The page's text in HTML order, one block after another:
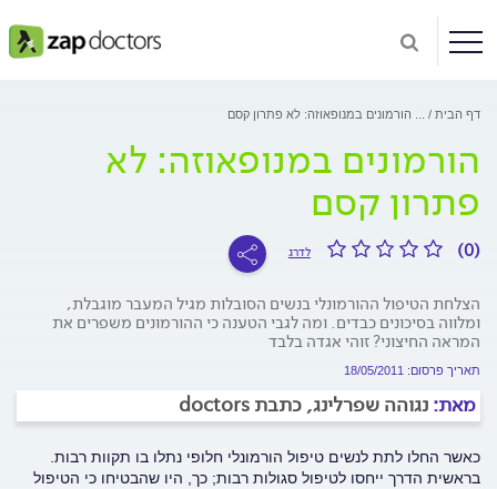
דף הבית הורמונים במנופאוזה: לא פתרון קסם
הורמונים במנופאוזה: לא
פתרון קסם
(0) לדרג
הצלחת הטיפול ההורמונלי בנשים הסובלות מגיל המעבר מוגבלת,
ומלווה בסיכונים כבדים. ומה לגבי הטענה כי ההורמונים משפרים את
המראה החיצוני? זוהי אגדה בלבד
תאריך פרסום: 18/05/2011
מאת: נגוהה שפרלינג, כתבת doctors
כאשר החלו לתת לנשים טיפול הורמונלי חלופי נתלו בו תקוות רבות.
בראשית הדרך ייחסו לטיפול סגולות רבות; כך, היו שהבטיחו כי הטיפול